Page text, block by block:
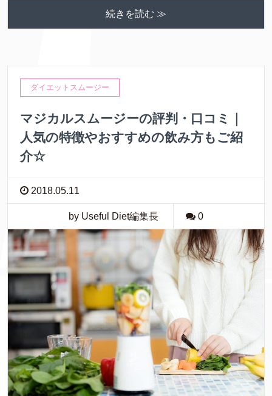
続きを読む ≫
ダイエットスムージー
マジカルスムージーの評判・口コミ｜
人気の特徴やおすすめの飲み方もご紹
介☆
2018.05.11
by Useful Diet編集長 0